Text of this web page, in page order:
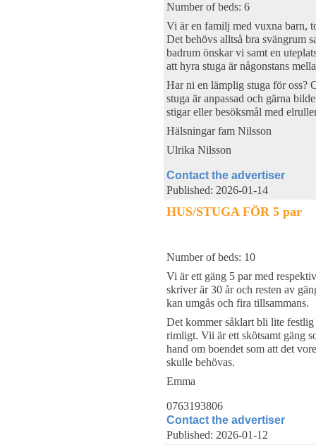
Number of beds: 6
Vi är en familj med vuxna barn,
Det behövs alltså bra svängrum
badrum önskar vi samt en
att hyra stuga är någonstans
Har ni en lämplig stuga för oss?
stuga är anpassad och gärna
stigar eller besöksmål med
Hälsningar fam Nilsson
Ulrika Nilsson
Contact the advertiser
Published: 2026-01-14
HUS/STUGA FÖR 5 par
Number of beds: 10
Vi är ett gäng 5 par med
skriver är 30 år och resten av
kan umgås och fira tillsammans.
Det kommer såklart bli lite festlig
rimligt. Vii är ett skötsamt gäng
hand om boendet som att det
skulle behövas.
Emma
0763193806
Contact the advertiser
Published: 2026-01-12